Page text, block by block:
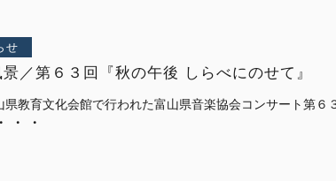
せ
／第６３回『秋の午後 しらべにのせて』
県教育文化会館で行われた富山県音楽協会コンサート第６
・・・